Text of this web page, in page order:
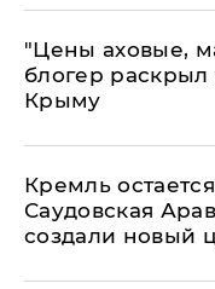
​"Цены аховые,
блогер
Крыму
​Кремль
Саудовская
создали новый